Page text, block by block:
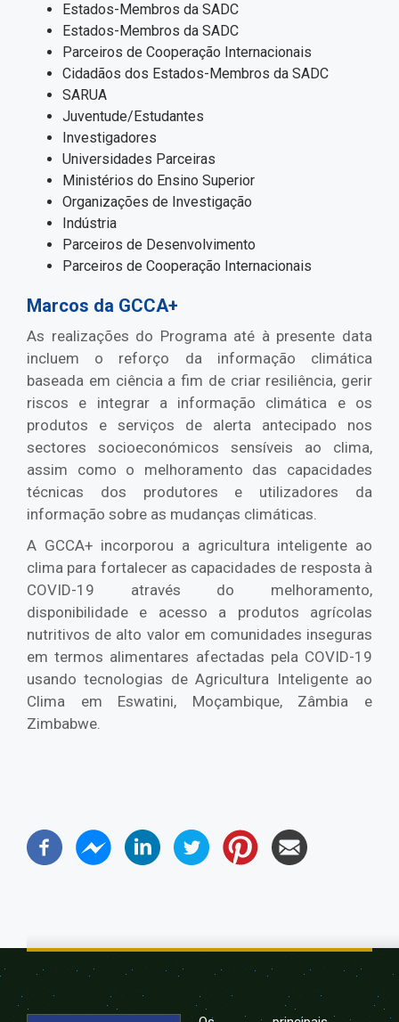
Estados-Membros da SADC
Estados-Membros da SADC
Parceiros de Cooperação Internacionais
Cidadãos dos Estados-Membros da SADC
SARUA
Juventude/Estudantes
Investigadores
Universidades Parceiras
Ministérios do Ensino Superior
Organizações de Investigação
Indústria
Parceiros de Desenvolvimento
Parceiros de Cooperação Internacionais
Marcos da GCCA+
As realizações do Programa até à presente data
incluem o reforço da informação climática
baseada em ciência a fim de criar resiliência, gerir
riscos e integrar a informação climática e os
produtos e serviços de alerta antecipado nos
sectores socioeconómicos sensíveis ao clima,
assim como o melhoramento das capacidades
técnicas dos produtores e utilizadores da
informação sobre as mudanças climáticas.
A GCCA+ incorporou a agricultura inteligente ao
clima para fortalecer as capacidades de resposta à
COVID-19 através do melhoramento,
disponibilidade e acesso a produtos agrícolas
nutritivos de alto valor em comunidades inseguras
em termos alimentares afectadas pela COVID-19
usando tecnologias de Agricultura Inteligente ao
Clima em Eswatini, Moçambique, Zâmbia e
Zimbabwe.